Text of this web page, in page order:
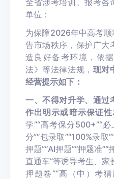
全省涉考培训、报考咨
单位：
为保障2026年中高考
告市场秩序，保护广大
造良好备考环境，依
法》等法律法规， 现对
经营提示如下：
一、不得对升学、通过
作出明示或暗示保证性
学”“高考保分500+”“
分”“包录取”“100%录取
押题”“AI押题”“押题准”“
直通车”等诱导考生、家
押题卷”“高（中）考